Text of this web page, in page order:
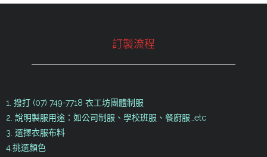
訂製流程
1. 撥打 (07) 749-7718 衣工坊團體制服
2. 說明製服用途：如公司制服、學校班服、餐廚服…etc
3. 選擇衣服布料
4.挑選顏色